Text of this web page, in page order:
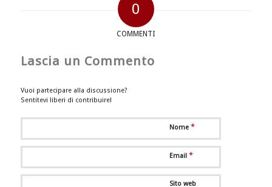
0
COMMENTI
Lascia un Commento
Vuoi partecipare alla discussione?
Sentitevi liberi di contribuire!
Nome *
Email *
Sito web